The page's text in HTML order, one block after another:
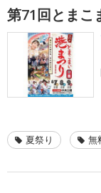
第71回とまこ
夏祭り 無